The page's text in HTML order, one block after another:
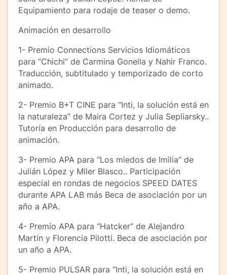
Equipamiento para rodaje de teaser o demo.
Animación en desarrollo
1- Premio Connections Servicios Idiomáticos
para “Chichi” de Carmina Gonella y Nahir Franco.
Traducción, subtitulado y temporizado de corto
animado.
2- Premio B+T CINE para “Inti, la solución está en
la naturaleza” de Maira Cortez y Julia Sepliarsky..
Tutoría en Producción para desarrollo de
animación.
3- Premio APA para “Los miedos de Imilia” de
Julián López y Miler Blasco.. Participación
especial en rondas de negocios SPEED DATES
durante APA LAB más Beca de asociación por un
año a APA.
4- Premio APA para “Hatcker” de Alejandro
Martín y Florencia Pilotti. Beca de asociación por
un año a APA.
5- Premio PULSAR para “Inti, la solución está en